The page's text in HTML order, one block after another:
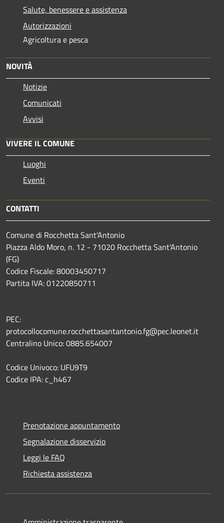
Salute, benessere e assistenza
Autorizzazioni
Agricoltura e pesca
NOVITÀ
Notizie
Comunicati
Avvisi
VIVERE IL COMUNE
Luoghi
Eventi
CONTATTI
Comune di Rocchetta Sant'Antonio
Piazza Aldo Moro, n. 12 - 71020 Rocchetta Sant'Antonio
(FG)
Codice Fiscale: 80003450717
Partita IVA: 01220850711
PEC:
protocollocomune.rocchettasantantonio.fg@pec.leonet.it
Centralino Unico: 0885.654007
Codice Univoco: UFU9T9
Codice IPA: c_h467
Prenotazione appuntamento
Segnalazione disservizio
Leggi le FAQ
Richiesta assistenza